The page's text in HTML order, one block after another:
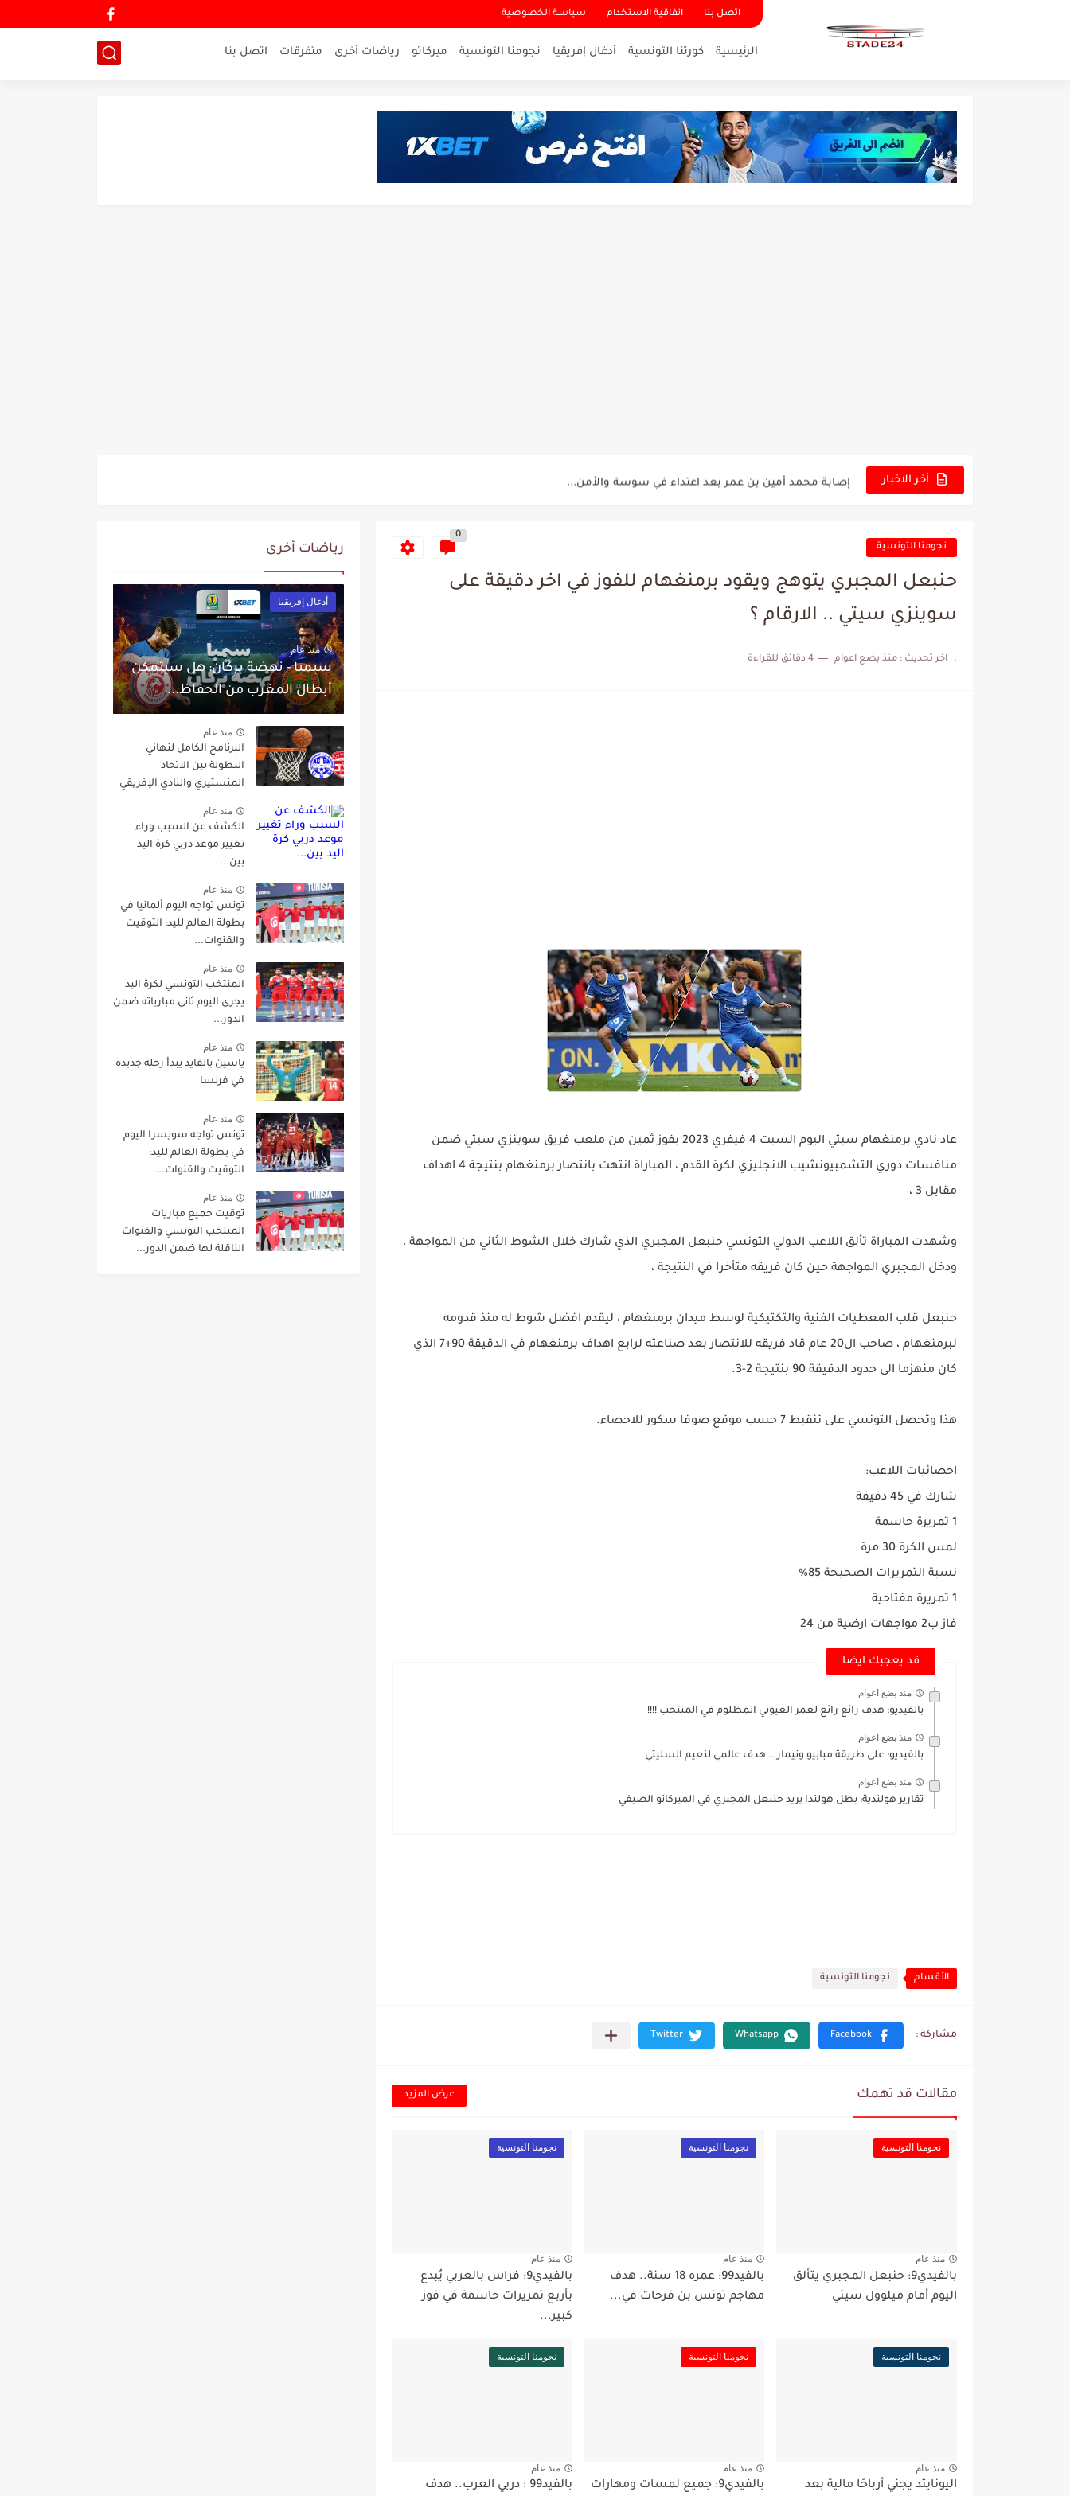
اتصل بنا اتفاقية الاستخدام سياسة الخصوصية
الرئيسية كورتنا التونسية أدغال إفريقيا نجومنا التونسية ميركاتو رياضات أخرى متفرقات اتصل بنا
أخر الاخبار إصابة محمد أمين بن عمر بعد اعتداء في سوسة والأمن...
نجومنا التونسية
0
حنبعل المجبري يتوهج ويقود برمنغهام للفوز في اخر دقيقة على
سوينزي سيتي .. الارقام ؟
. اخر تحديث : منذ بضع اعوام 4 دقائق للقراءة
عاد نادي برمنغهام سيتي اليوم السبت 4 فيفري 2023 بفوز ثمين من ملعب فريق سوينزي سيتي ضمن
منافسات دوري التشمبيونشيب الانجليزي لكرة القدم ، المباراة انتهت بانتصار برمنغهام بنتيجة 4 اهداف
مقابل 3 ،
وشهدت المباراة تألق اللاعب الدولي التونسي حنبعل المجبري الذي شارك خلال الشوط الثاني من المواجهة ،
ودخل المجبري المواجهة حين كان فريقه متأخرا في النتيجة ،
حنبعل قلب المعطيات الفنية والتكتيكية لوسط ميدان برمنغهام ، ليقدم افضل شوط له منذ قدومه
لبرمنغهام ، صاحب ال20 عام قاد فريقه للانتصار بعد صناعته لرابع اهداف برمنغهام في الدقيقة 90+7 الذي
كان منهزما الى حدود الدقيقة 90 بنتيجة 2-3.
هذا وتحصل التونسي على تنقيط 7 حسب موقع صوفا سكور للاحصاء.
احصائيات اللاعب:
شارك في 45 دقيقة
1 تمريرة حاسمة
لمس الكرة 30 مرة
نسبة التمريرات الصحيحة 85%
1 تمريرة مفتاحية
فاز ب2 مواجهات ارضية من 24
قد يعجبك ايضا
منذ بضع اعوام
بالفيديو: هدف رائع رائع لعمر العيوني المظلوم في المنتخب !!!!
منذ بضع اعوام
بالفيديو: على طريقة مبابيو ونيمار .. هدف عالمي لنعيم السليتي
منذ بضع اعوام
تقارير هولندية: بطل هولندا يريد حنبعل المجبري في الميركاتو الصيفي
الأقسام نجومنا التونسية
مقالات قد تهمك عرض المزيد
نجومنا التونسية
منذ عام
بالفيدي9: حنبعل المجبري يتألق
اليوم أمام ميلوول سيتي
نجومنا التونسية
منذ عام
بالفيد99: عمره 18 سنة.. هدف
مهاجم تونس بن فرحات في...
نجومنا التونسية
منذ عام
بالفيدي9: فراس بالعربي يُبدع
بأربع تمريرات حاسمة في فوز
كبير...
نجومنا التونسية
منذ عام
اليونايتد يجني أرباحًا مالية بعد
نجومنا التونسية
منذ عام
بالفيدي9: جميع لمسات ومهارات
نجومنا التونسية
منذ عام
بالفيد99 : دربي العرب.. هدف
رياضات أخرى
أدغال إفريقيا
منذ عام
سيمبا - نهضة بركان: هل سيتمكن
أبطال المغرب من الحفاظ...
منذ عام
البرنامج الكامل لنهائي
البطولة بين الاتحاد
المنستيري والنادي الإفريقي
منذ عام
الكشف عن السبب وراء
تغيير موعد دربي كرة اليد
بين...
منذ عام
تونس تواجه اليوم ألمانيا في
بطولة العالم لليد: التوقيت
والقنوات...
منذ عام
المنتخب التونسي لكرة اليد
يجري اليوم ثاني مبارياته ضمن
الدور...
منذ عام
ياسين بالقايد يبدأ رحلة جديدة
في فرنسا
منذ عام
تونس تواجه سويسرا اليوم
في بطولة العالم لليد:
التوقيت والقنوات...
منذ عام
توقيت جميع مباريات
المنتخب التونسي والقنوات
الناقلة لها ضمن الدور...